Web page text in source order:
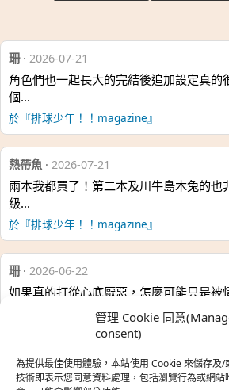
管理 Cookie 同意
consent)
為提供最佳使用體驗，本站使用 Cookie 來儲存及
技術即表示您同意資料處理，包括瀏覽行為或網
珊· 2026-07-21
角色們也一起長大的完結後追加設定真的
個…
於『排球少年！！magazine』
熱帶魚 · 2026-07-21
兩本我都買了！第二本及川牛島木兔的也
級…
於『排球少年！！magazine』
珊· 2026-06-22
如果真的打從心底厭惡，怎麼可能只是被
熱帶魚·2026-06-22